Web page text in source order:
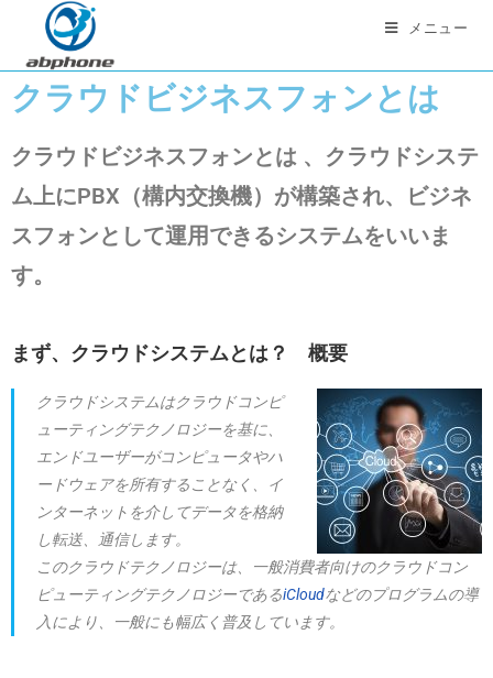
メニュー
クラウドビジネスフォンとは
クラウドビジネスフォンとは 、クラウドシステ
ム上にPBX（構内交換機）が構築され、ビジネ
スフォンとして運用できるシステムをいいま
す。
まず、クラウドシステムとは？ 概要
クラウドシステムはクラウドコンピ
ューティングテクノロジーを基に、
エンドユーザーがコンピュータやハ
ードウェアを所有することなく、イ
ンターネットを介してデータを格納
し転送、通信します。
このクラウドテクノロジーは、一般消費者向けのクラウドコン
ピューティングテクノロジーであるiCloudなどのプログラムの導
入により、一般にも幅広く普及しています。